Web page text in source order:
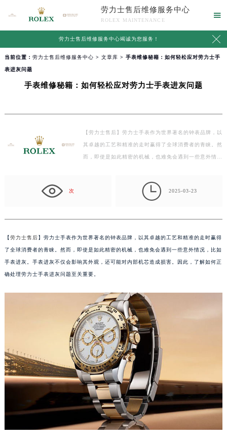
劳力士售后维修服务中心
ROLEX MAINTENANCE

劳力士售后维修服务中心竭诚为您服务！ 
当前位置： 劳力士售后维修服务中心 > 文章库 > 手表维修秘籍：如何轻松应对劳力士手
表进灰问题
手表维修秘籍：如何轻松应对劳力士手表进灰问题
【劳力士售后】劳力士手表作为世界著名的钟表品牌，以
其卓越的工艺和精准的走时赢得了全球消费者的青睐。然
而，即使是如此精密的机械，也难免会遇到一些意外情…
次  2025-03-23
【劳力士售后】劳力士手表作为世界著名的钟表品牌，以其卓越的工艺和精准的走时赢得
了全球消费者的青睐。然而，即使是如此精密的机械，也难免会遇到一些意外情况，比如
手表进灰。手表进灰不仅会影响其外观，还可能对内部机芯造成损害。因此，了解如何正
确处理劳力士手表进灰问题至关重要。